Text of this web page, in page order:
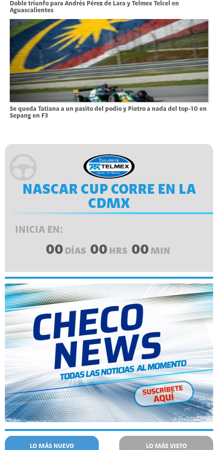
Doble triunfo para Andrés Pérez de Lara y Telmex Telcel en
Aguascalientes
Se queda Tatiana a un pasito del podio y Pietro a nada del top-10 en
Sepang en F3
NASCAR CUP CORRE EN LA
CDMX
INICIA EN:
00 DÍAS 00 HRS 00 MIN
LO MÁS NUEVO LO MÁS VISTO